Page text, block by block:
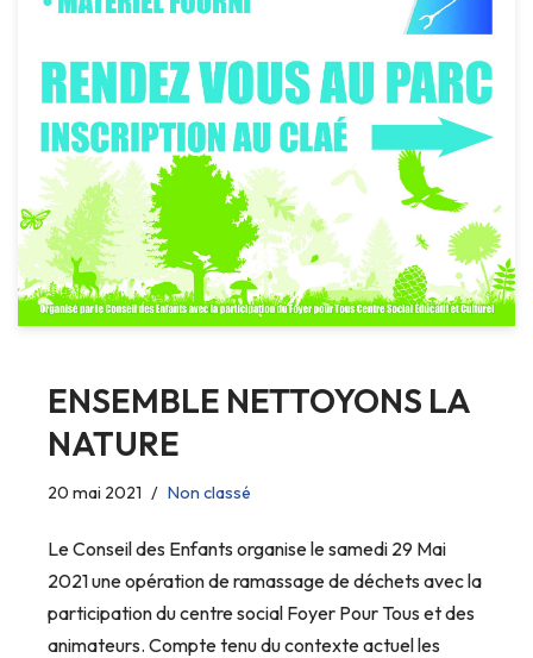
ENSEMBLE NETTOYONS LA
NATURE
20 mai 2021 Non classé
Le Conseil des Enfants organise le samedi 29 Mai
2021 une opération de ramassage de déchets avec la
participation du centre social Foyer Pour Tous et des
animateurs. Compte tenu du contexte actuel les